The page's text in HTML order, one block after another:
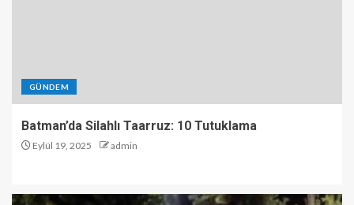
GÜNDEM
Batman’da Silahlı Taarruz: 10 Tutuklama
Eylül 19, 2025 admin